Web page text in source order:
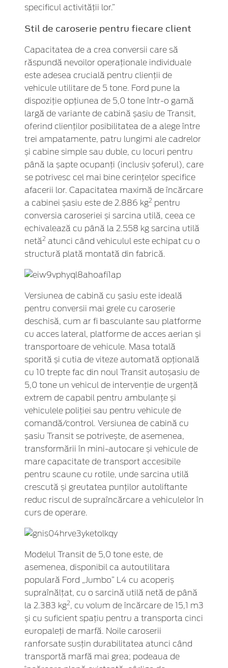
specificul activității lor.”
Stil de caroserie pentru fiecare client
Capacitatea de a crea conversii care să
răspundă nevoilor operaționale individuale
este adesea crucială pentru clienții de
vehicule utilitare de 5 tone. Ford pune la
dispoziție opțiunea de 5,0 tone într-o gamă
largă de variante de cabină șasiu de Transit,
oferind clienților posibilitatea de a alege între
trei ampatamente, patru lungimi ale cadrelor
și cabine simple sau duble, cu locuri pentru
până la șapte ocupanți (inclusiv șoferul), care
se potrivesc cel mai bine cerințelor specifice
afacerii lor. Capacitatea maximă de încărcare
a cabinei șasiu este de 2.886 kg2 pentru
conversia caroseriei și sarcina utilă, ceea ce
echivalează cu până la 2.558 kg sarcina utilă
netă 2 atunci când vehiculul este echipat cu o
structură plată montată din fabrică.
Versiunea de cabină cu șasiu este ideală
pentru conversii mai grele cu caroserie
deschisă, cum ar fi basculante sau platforme
cu acces lateral, platforme de acces aerian și
transportoare de vehicule. Masa totală
sporită și cutia de viteze automată opțională
cu 10 trepte fac din noul Transit autoșasiu de
5,0 tone un vehicul de intervenție de urgență
extrem de capabil pentru ambulanțe și
vehiculele poliției sau pentru vehicule de
comandă/control. Versiunea de cabină cu
șasiu Transit se potrivește, de asemenea,
transformării în mini-autocare și vehicule de
mare capacitate de transport accesibile
pentru scaune cu rotile, unde sarcina utilă
crescută și greutatea punților autoliftante
reduc riscul de supraîncărcare a vehiculelor în
curs de operare.
Modelul Transit de 5,0 tone este, de
asemenea, disponibil ca autoutilitara
populară Ford „Jumbo” L4 cu acoperiș
supraînălțat, cu o sarcină utilă netă de până
la 2.383 kg2, cu volum de încărcare de 15,1 m3
și cu suficient spațiu pentru a transporta cinci
europaleți de marfă. Noile caroserii
ranforsate susțin durabilitatea atunci când
transportă marfă mai grea; podeaua de